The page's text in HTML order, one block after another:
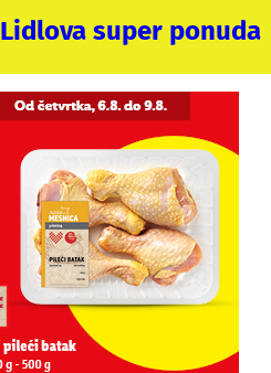
Lidlova super ponuda